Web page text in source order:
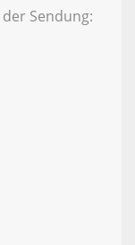
der Sendung: